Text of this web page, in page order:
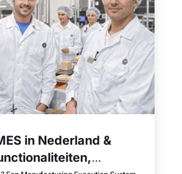
in Nederland &